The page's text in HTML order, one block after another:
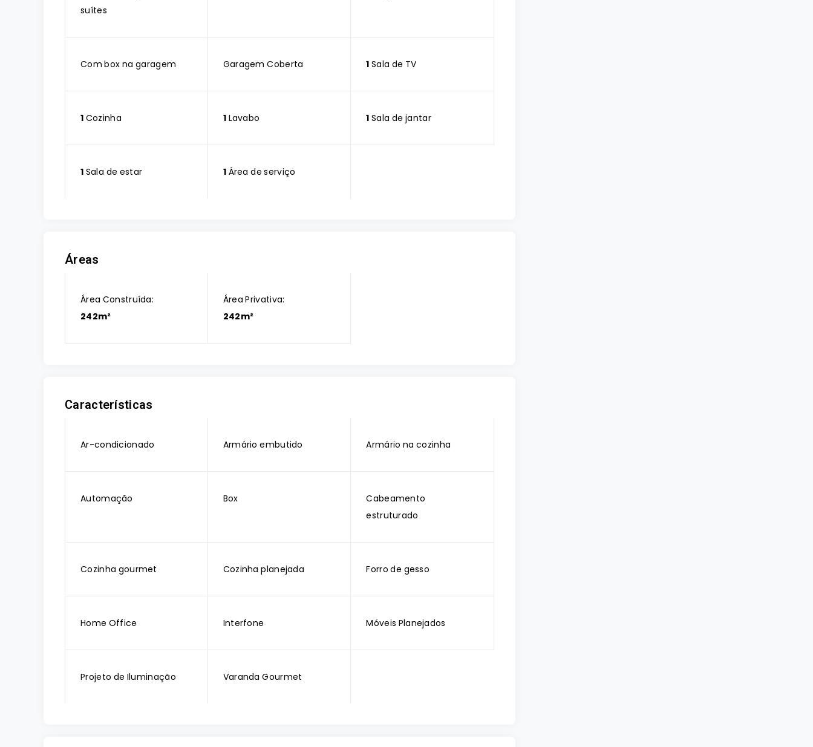
suítes
Com box na garagem Garagem Coberta 1 Sala de TV
1 Cozinha 1Lavabo 1 Sala de jantar
1 Sala de estar 1Área de serviço
Áreas
Área Construída:
242m²
Área Privativa:
242m²
Características
Ar-condicionado Armário embutido Armário na cozinha
Automação Box
Cabeamento
estruturado
Cozinha gourmet Cozinha planejada Forro de gesso
Home Office Interfone Móveis Planejados
Projeto de Iluminação Varanda Gourmet